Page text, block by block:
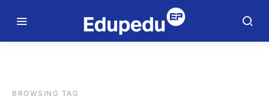
BROWSING TAG